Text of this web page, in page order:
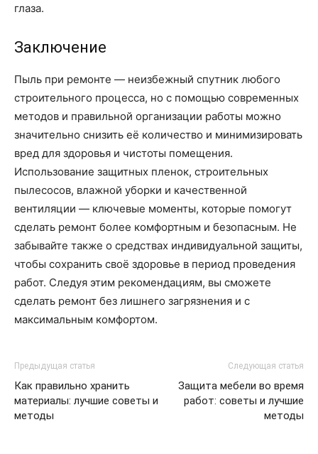
глаза.
Заключение
Пыль при ремонте — неизбежный спутник любого
строительного процесса, но с помощью современных
методов и правильной организации работы можно
значительно снизить её количество и минимизировать
вред для здоровья и чистоты помещения.
Использование защитных пленок, строительных
пылесосов, влажной уборки и качественной
вентиляции — ключевые моменты, которые помогут
сделать ремонт более комфортным и безопасным. Не
забывайте также о средствах индивидуальной защиты,
чтобы сохранить своё здоровье в период проведения
работ. Следуя этим рекомендациям, вы сможете
сделать ремонт без лишнего загрязнения и с
максимальным комфортом.
Предыдущая статья
Как правильно хранить
материалы: лучшие советы и
методы
Следующая статья
Защита мебели во время
работ: советы и лучшие
методы